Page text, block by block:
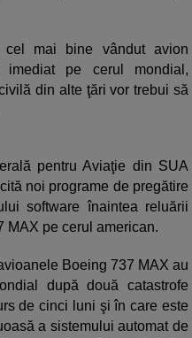
mai bine vândut avion
pe cerul mondial,
din alte ţări vor trebui să
pentru Aviaţie din SUA
noi programe de pregătire
software înaintea reluării
MAX pe cerul american.
Boeing 737 MAX au
după două catastrofe
de cinci luni şi în care este
a sistemului automat de